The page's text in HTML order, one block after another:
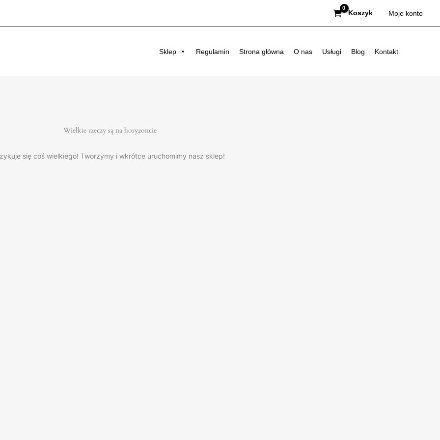
Koszyk Moje konto
Sklep Regulamin Strona główna O nas Usługi Blog Kontakt
Wielkie rzeczy są na horyzoncie
się coś wielkiego! Tworzymy i wkrótce uruchomimy nasz sklep!